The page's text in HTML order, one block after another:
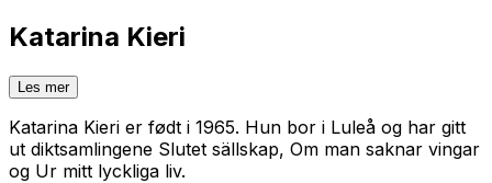
Katarina Kieri
Les mer
Katarina Kieri er født i 1965. Hun bor i Luleå og har gitt
ut diktsamlingene Slutet sällskap, Om man saknar vingar
og Ur mitt lyckliga liv.